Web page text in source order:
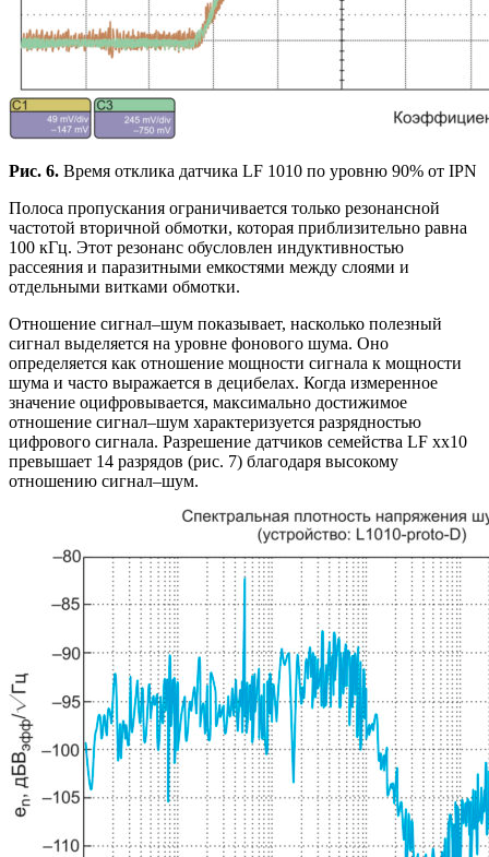
Рис. 6. Время отклика датчика LF 1010 по уровню 90% от IPN
Полоса пропускания ограничивается только резонансной
частотой вторичной обмотки, которая приблизительно равна
100 кГц. Этот резонанс обусловлен индуктивностью
рассеяния и паразитными емкостями между слоями и
отдельными витками обмотки.
Отношение сигнал–шум показывает, насколько полезный
сигнал выделяется на уровне фонового шума. Оно
определяется как отношение мощности сигнала к мощности
шума и часто выражается в децибелах. Когда измеренное
значение оцифровывается, максимально достижимое
отношение сигнал–шум характеризуется разрядностью
цифрового сигнала. Разрешение датчиков семейства LF xx10
превышает 14 разрядов (рис. 7) благодаря высокому
отношению сигнал–шум.